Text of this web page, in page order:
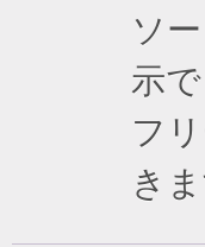
ソ
示で
フ
きま